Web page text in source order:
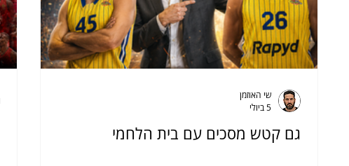
גם קטש מסכים עם בית הלחמי
שי האוזמן
5 ביולי